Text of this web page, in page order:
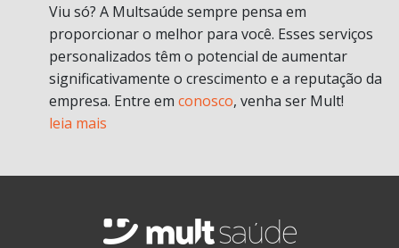
Viu só? A Multsaúde sempre pensa em
proporcionar o melhor para você. Esses serviços
personalizados têm o potencial de aumentar
significativamente o crescimento e a reputação da
empresa. Entre em conosco, venha ser Mult!
leia mais